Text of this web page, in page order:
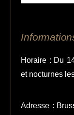
Horaire : Du
et nocturnes
Adresse :